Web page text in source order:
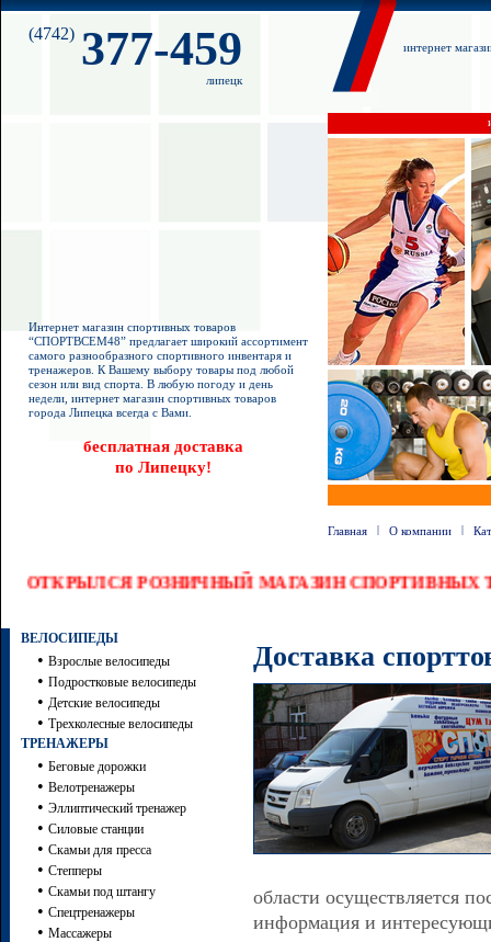
(4742) 377-459
липецк
интернет
Интернет магазин спортивных товаров
“СПОРТВСЕМ48” предлагает широкий ассортимент
самого разнообразного спортивного инвентаря и
тренажеров. К Вашему выбору товары под любой
сезон или вид спорта. В любую погоду и день
недели, интернет магазин спортивных товаров
города Липецка всегда с Вами.
бесплатная доставка
по Липецку!
Главная | О компании |
ОТКРЫЛСЯ РОЗНИЧНЫЙ МАГАЗИН
ВЕЛОСИПЕДЫ
• Взрослые велосипеды
• Подростковые велосипеды
• Детские велосипеды
• Трехколесные велосипеды
ТРЕНАЖЕРЫ
• Беговые дорожки
• Велотренажеры
• Эллиптический тренажер
• Силовые станции
• Скамьи для пресса
• Степперы
• Скамьи под штангу
• Спецтренажеры
• Массажеры
Доставка
области осуществляется
информация и